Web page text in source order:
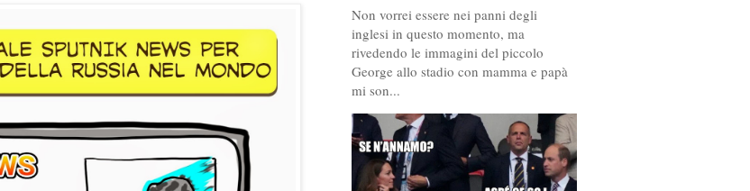
Non vorrei essere nei panni degli
inglesi in questo momento, ma
rivedendo le immagini del piccolo
George allo stadio con mamma e papà
mi son...